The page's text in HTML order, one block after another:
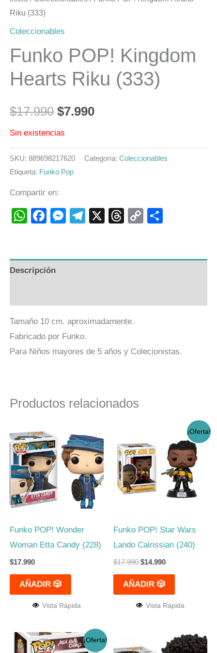
Riku (333)
Coleccionables
Funko POP! Kingdom
Hearts Riku (333)
$17.990 $7.990
Sin existencias
SKU: 889698217620 Categoría: Coleccionables
Etiqueta: Funko Pop
Compartir en:
WhatsApp
Facebook
Messenger
Telegram
X Threads
Copy
Descripción
Tamaño 10 cm. aproximadamente.
Fabricado por Funko.
Para Niños mayores de 5 años y Colecionistas.
Productos relacionados
Funko POP! Wonder
Woman Etta Candy (228)
$17.990
AÑADIR 🎲
Vista Rápida
¡Oferta!
Funko POP! Star Wars
Lando Calrissian (240)
$17.990
original
era:
$17.990.
$14.990
actual
es:
$14.990.
AÑADIR 🎲
Vista Rápida
¡Oferta!
El
precio
El
precio